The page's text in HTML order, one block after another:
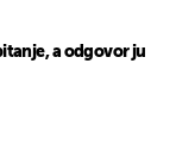
a odgovor ju